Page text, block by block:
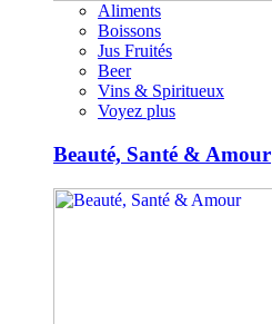
Aliments
Boissons
Jus Fruités
Beer
Vins & Spiritueux
Voyez plus
Beauté, Santé & Amour